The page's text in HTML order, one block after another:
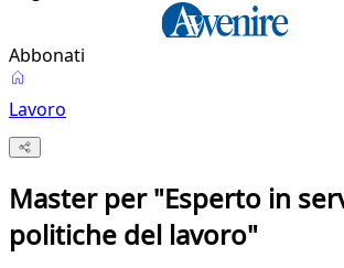
Abbonati
Lavoro
Master per "Esperto in
politiche del lavoro"